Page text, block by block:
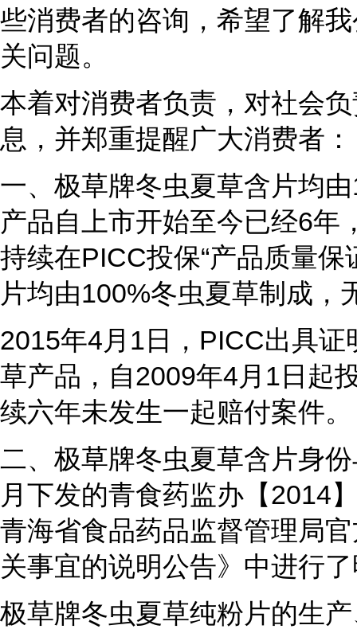
些消费者的咨询，希望了解
关问题。
本着对消费者负责，对社会
息，并郑重提醒广大消费者：
一、极草牌冬虫夏草含片均
产品自上市开始至今已经6年
持续在PICC投保“产品质量
片均由100%冬虫夏草制成，
2015年4月1日，PICC出具
草产品，自2009年4月1日起
续六年未发生一起赔付案件。
二、极草牌冬虫夏草含片身
月下发的青食药监办【2014
青海省食品药品监督管理局
关事宜的说明公告》中进行
极草牌冬虫夏草纯粉片的生